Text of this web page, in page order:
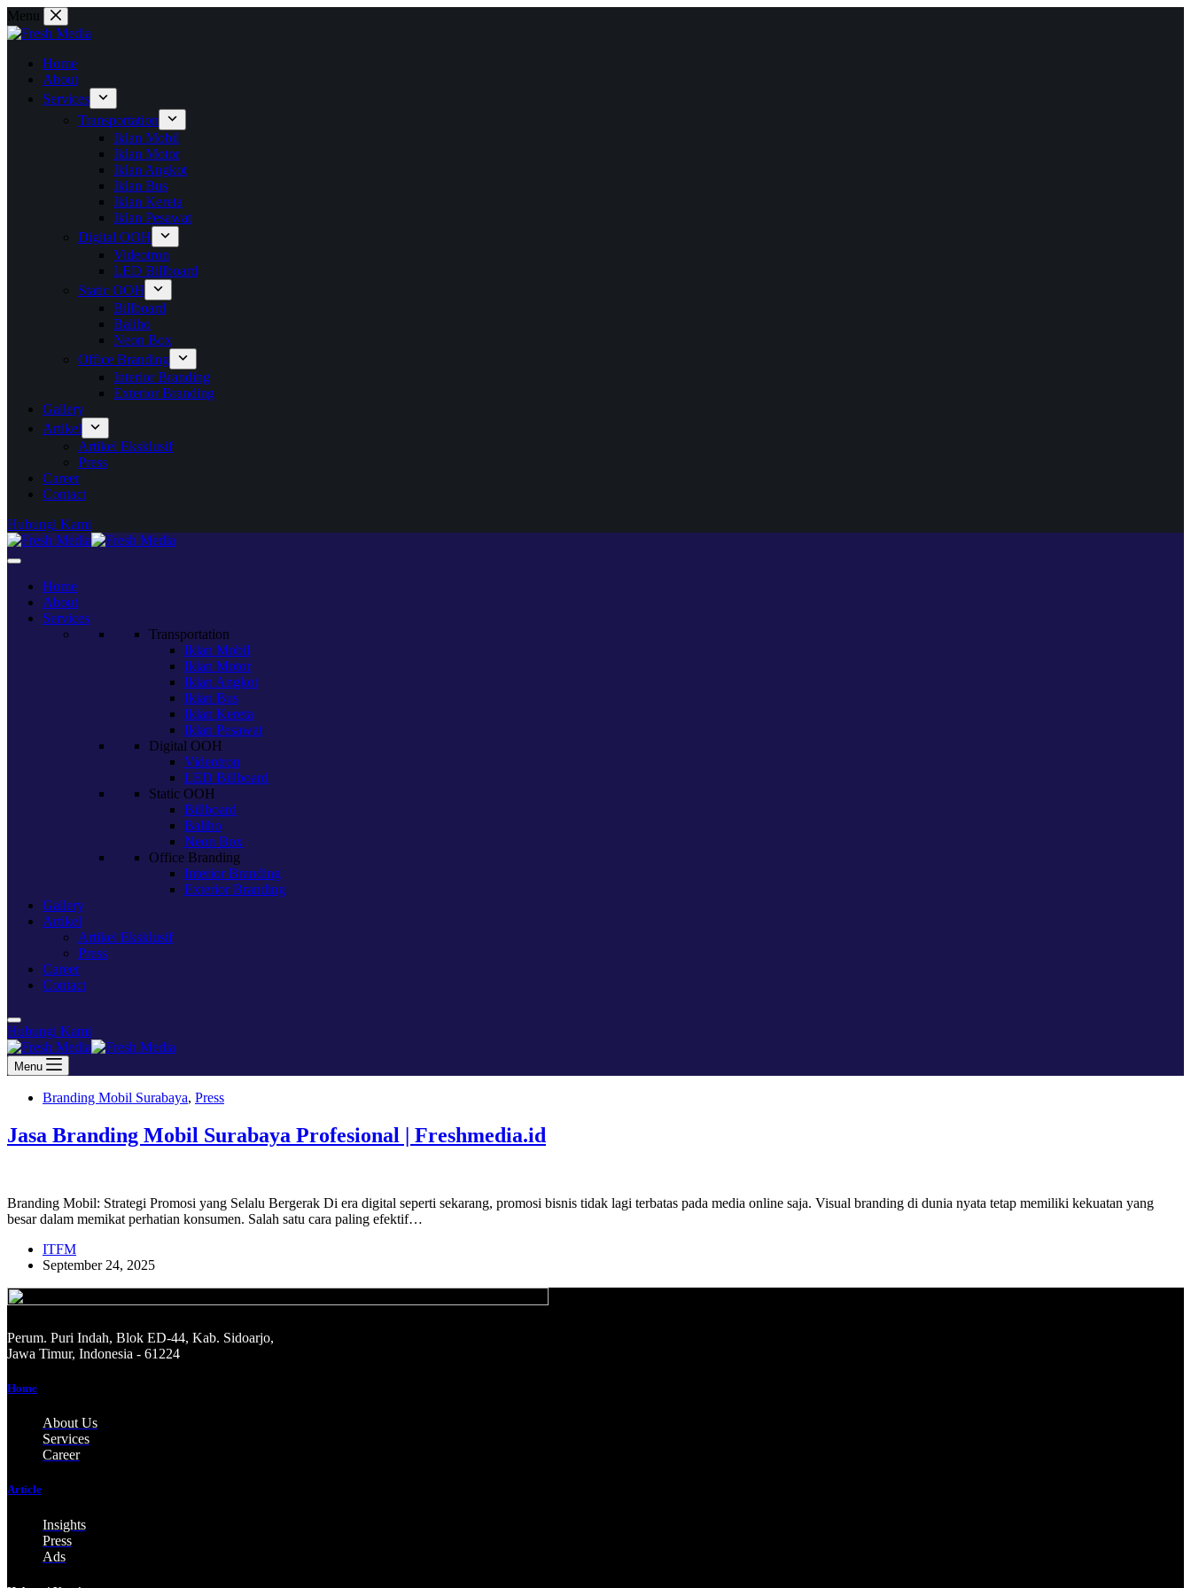
Skip
to
Menu
Home
About
Services
Transportation
Iklan Mobil
Iklan Motor
Iklan Angkot
Iklan Bus
Iklan Kereta
Iklan Pesawat
Digital OOH
Videotron
LED Billboard
Static OOH
Billboard
Baliho
Neon Box
Office Branding
Interior Branding
Exterior Branding
Gallery
Artikel
Artikel Eksklusif
Press
Career
Contact
Hubungi Kami
Home
About
Services
Transportation
Iklan Mobil
Iklan Motor
Iklan Angkot
Iklan Bus
Iklan Kereta
Iklan Pesawat
Digital OOH
Videotron
LED Billboard
Static OOH
Billboard
Baliho
Neon Box
Office Branding
Interior Branding
Exterior Branding
Gallery
Artikel
Artikel Eksklusif
Press
Career
Contact
Hubungi Kami
Menu
Branding Mobil Surabaya, Press
Jasa Branding Mobil Surabaya Profesional | Freshmedia.id
Branding Mobil: Strategi Promosi yang Selalu Bergerak Di era digital seperti sekarang, promosi bisnis tidak lagi terbatas pada media online saja. Visual branding di dunia nyata tetap memiliki kekuatan yang
besar dalam memikat perhatian konsumen. Salah satu cara paling efektif…
ITFM
September 24, 2025
Perum. Puri Indah, Blok ED-44, Kab. Sidoarjo,
Jawa Timur, Indonesia - 61224
Home
About Us
Services
Career
Article
Insights
Press
Ads